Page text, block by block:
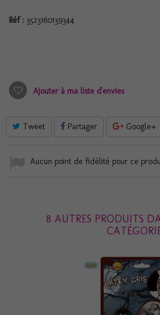
Réf : 3523160139344
Ajouter à ma liste d'envies
Tweet Partager Google+
Aucun point de fidélité pour ce
8 AUTRES PRODUITS